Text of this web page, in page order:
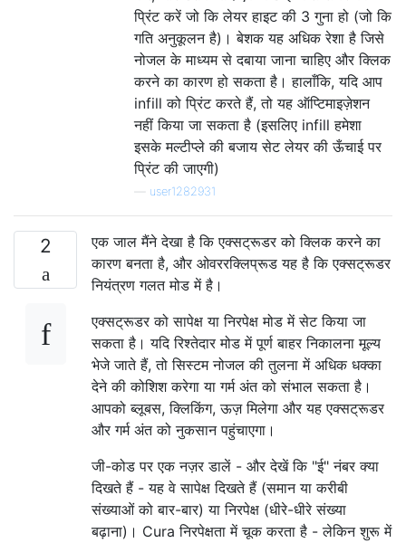
प्रिंट करें जो कि लेयर हाइट की 3 गुना हो (जो कि
गति अनुकूलन है)। बेशक यह अधिक रेशा है जिसे
नोजल के माध्यम से दबाया जाना चाहिए और क्लिक
करने का कारण हो सकता है। हालाँकि, यदि आप
infill को प्रिंट करते हैं, तो यह ऑप्टिमाइज़ेशन
नहीं किया जा सकता है (इसलिए infill हमेशा
इसके मल्टीप्ले की बजाय सेट लेयर की ऊँचाई पर
प्रिंट की जाएगी)
user1282931
2
एक जाल मैंने देखा है कि एक्सट्रूडर को क्लिक करने का
कारण बनता है, और ओवररक्लिप्रूड यह है कि एक्सट्रूडर
नियंत्रण गलत मोड में है।
एक्सट्रूडर को सापेक्ष या निरपेक्ष मोड में सेट किया जा
सकता है। यदि रिश्तेदार मोड में पूर्ण बाहर निकालना मूल्य
भेजे जाते हैं, तो सिस्टम नोजल की तुलना में अधिक धक्का
देने की कोशिश करेगा या गर्म अंत को संभाल सकता है।
आपको ब्लूबस, क्लिकिंग, ऊज़ मिलेगा और यह एक्सट्रूडर
और गर्म अंत को नुकसान पहुंचाएगा।
जी-कोड पर एक नज़र डालें - और देखें कि "ई" नंबर क्या
दिखते हैं - यह वे सापेक्ष दिखते हैं (समान या करीबी
संख्याओं को बार-बार) या निरपेक्ष (धीरे-धीरे संख्या
बढ़ाना)। Cura निरपेक्षता में चूक करता है - लेकिन शुरू में